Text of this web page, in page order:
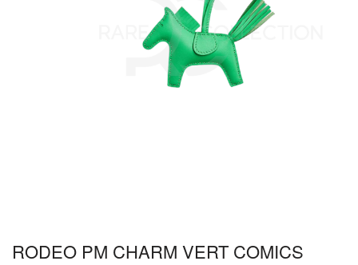
RODEO PM CHARM VERT COMICS